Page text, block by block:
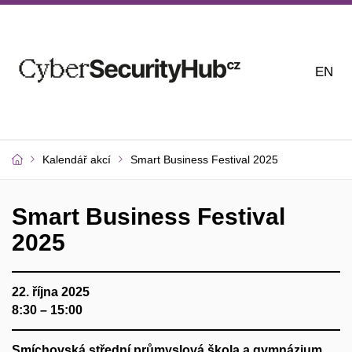
EN
Kalendář akcí Smart Business Festival 2025
Smart Business Festival
2025
22. října 2025
8:30 – 15:00